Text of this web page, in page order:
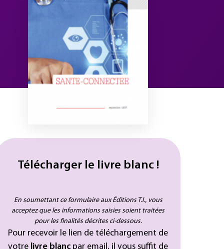
Télécharger le livre blanc !
En soumettant ce formulaire aux Éditions T.I., vous
acceptez que les informations saisies soient traitées
pour les finalités décrites ci-dessous.
Pour recevoir le lien de téléchargement de
votre livre blanc par email, il vous suffit de